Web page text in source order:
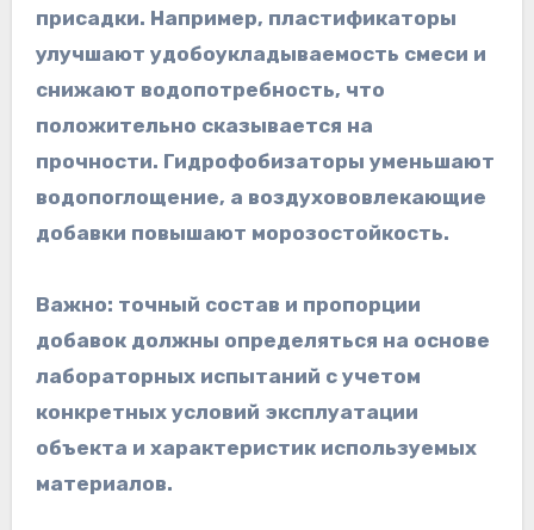
присадки. Например, пластификаторы
улучшают удобоукладываемость смеси и
снижают водопотребность, что
положительно сказывается на
прочности. Гидрофобизаторы уменьшают
водопоглощение, а воздухововлекающие
добавки повышают морозостойкость.
Важно: точный состав и пропорции
добавок должны определяться на основе
лабораторных испытаний с учетом
конкретных условий эксплуатации
объекта и характеристик используемых
материалов.